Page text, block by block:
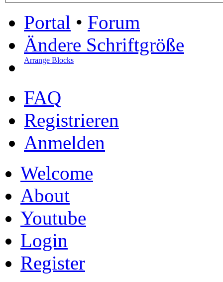
Portal • Forum
Ändere Schriftgröße
Arrange Blocks
FAQ
Registrieren
Anmelden
Welcome
About
Youtube
Login
Register